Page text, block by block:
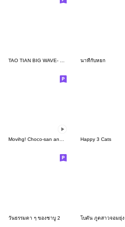
นาทีกับหยก
Happy 3 Cats
วันธรรมดา ๆ ของชาบู 2 โบตัน ภูตสาวจอมยุ่ง